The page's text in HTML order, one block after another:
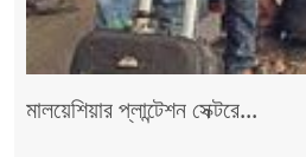
মালয়েশিয়ার প্লান্টেশন সেক্টরে...